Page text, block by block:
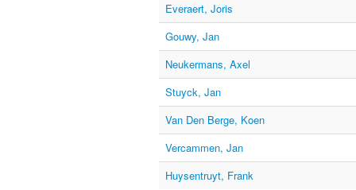
Everaert, Joris
Gouwy, Jan
Neukermans, Axel
Stuyck, Jan
Van Den Berge, Koen
Vercammen, Jan
Huysentruyt, Frank